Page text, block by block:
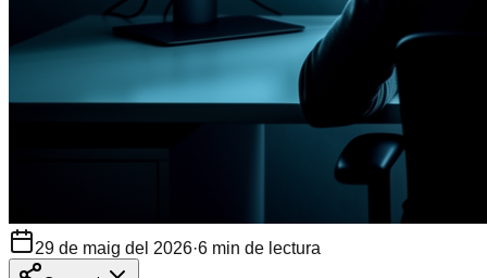
29 de maig del 2026·6 min de lectura